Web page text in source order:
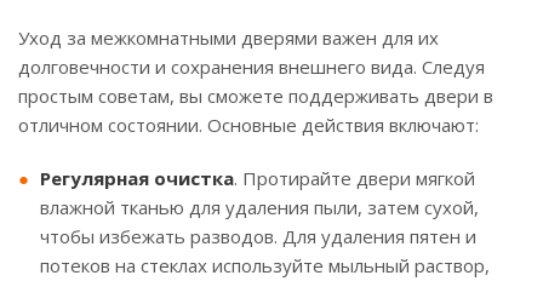
Уход за межкомнатными дверями важен для их
долговечности и сохранения внешнего вида. Следуя
простым советам, вы сможете поддерживать двери в
отличном состоянии. Основные действия включают:
Регулярная очистка. Протирайте двери мягкой
влажной тканью для удаления пыли, затем сухой,
чтобы избежать разводов. Для удаления пятен и
потеков на стеклах используйте мыльный раствор,